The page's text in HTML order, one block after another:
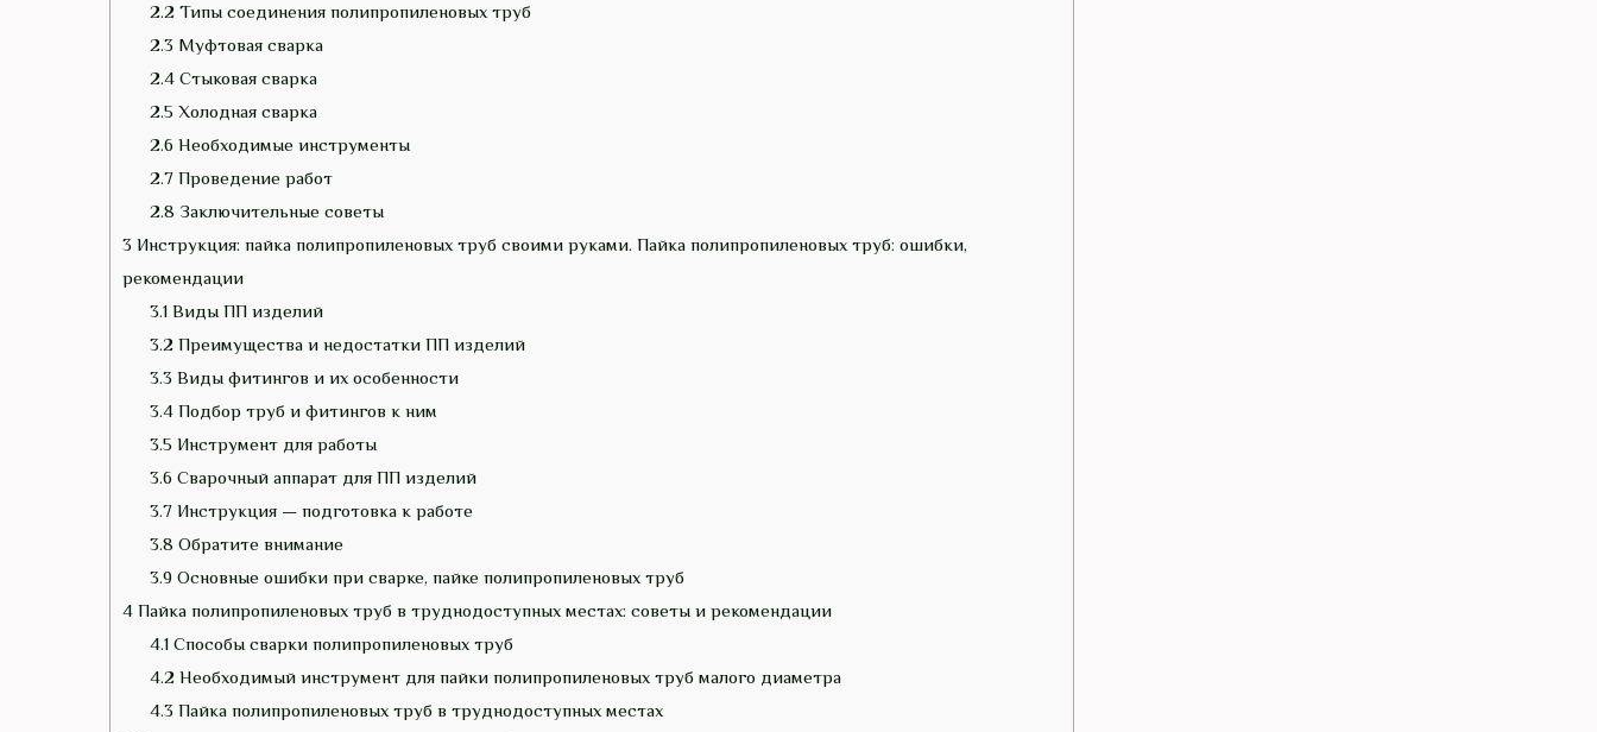
2.2Типы соединения полипропиленовых труб
2.3 Муфтовая сварка
2.4Стыковая сварка
2.5 Холодная сварка
2.6 Необходимые инструменты
2.7Проведение работ
2.8 Заключительные советы
3 Инструкция: пайка полипропиленовых труб своими руками. Пайка полипропиленовых труб: ошибки,
рекомендации
3.1Виды ПП изделий
3.2Преимущества и недостатки ПП изделий
3.3 Виды фитингов и их особенности
3.4Подбор труб и фитингов к ним
3.5 Инструмент для работы
3.6 Сварочный аппарат для ПП изделий
3.7Инструкция — подготовка к работе
3.8 Обратите внимание
3.9Основные ошибки при сварке, пайке полипропиленовых труб
4 Пайка полипропиленовых труб в труднодоступных местах: советы и рекомендации
4.1Способы сварки полипропиленовых труб
4.2Необходимый инструмент для пайки полипропиленовых труб малого диаметра
4.3 Пайка полипропиленовых труб в труднодоступных местах